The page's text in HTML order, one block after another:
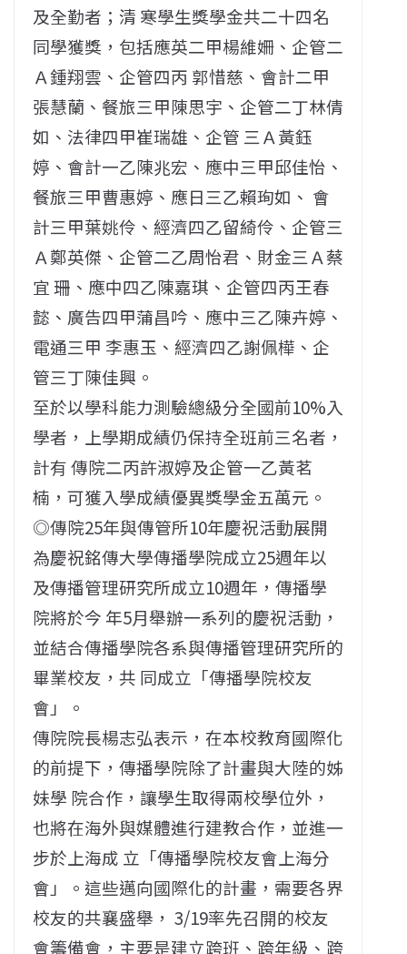
及全勤者；清 寒學生獎學金共二十四名
同學獲獎，包括應英二甲楊維姍、企管二
Ａ鍾翔雲、企管四丙 郭惜慈、會計二甲
張慧蘭、餐旅三甲陳思宇、企管二丁林倩
如、法律四甲崔瑞雄、企管 三Ａ黃鈺
婷、會計一乙陳兆宏、應中三甲邱佳怡、
餐旅三甲曹惠婷、應日三乙賴珣如、 會
計三甲葉姚伶、經濟四乙留綺伶、企管三
Ａ鄭英傑、企管二乙周怡君、財金三Ａ蔡
宜 珊、應中四乙陳嘉琪、企管四丙王春
懿、廣告四甲蒲昌吟、應中三乙陳卉婷、
電通三甲 李惠玉、經濟四乙謝佩樺、企
管三丁陳佳興。
至於以學科能力測驗總級分全國前10%入
學者，上學期成績仍保持全班前三名者，
計有 傳院二丙許淑婷及企管一乙黃茗
楠，可獲入學成績優異獎學金五萬元。
◎傳院25年與傳管所10年慶祝活動展開
為慶祝銘傳大學傳播學院成立25週年以
及傳播管理研究所成立10週年，傳播學
院將於今 年5月舉辦一系列的慶祝活動，
並結合傳播學院各系與傳播管理研究所的
畢業校友，共 同成立「傳播學院校友
會」。
傳院院長楊志弘表示，在本校教育國際化
的前提下，傳播學院除了計畫與大陸的姊
妹學 院合作，讓學生取得兩校學位外，
也將在海外與媒體進行建教合作，並進一
步於上海成 立「傳播學院校友會上海分
會」。這些邁向國際化的計畫，需要各界
校友的共襄盛舉， 3/19率先召開的校友
會籌備會，主要是建立跨班、跨年級、跨